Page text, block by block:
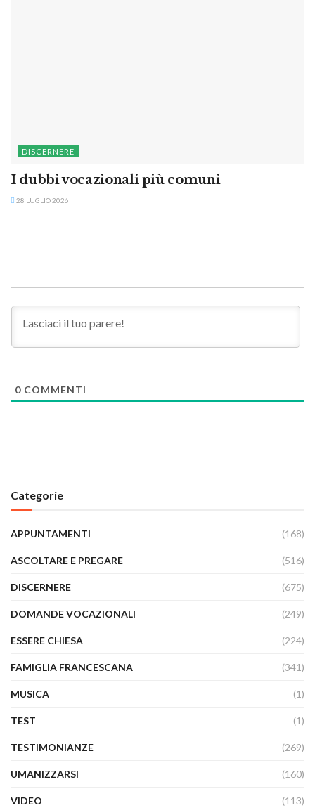
DISCERNERE
I dubbi vocazionali più comuni
28 LUGLIO 2026
0 COMMENTI
Categorie
APPUNTAMENTI (168)
ASCOLTARE E PREGARE (516)
DISCERNERE (675)
DOMANDE VOCAZIONALI (249)
ESSERE CHIESA (224)
FAMIGLIA FRANCESCANA (341)
MUSICA (1)
TEST (1)
TESTIMONIANZE (269)
UMANIZZARSI (160)
VIDEO (113)